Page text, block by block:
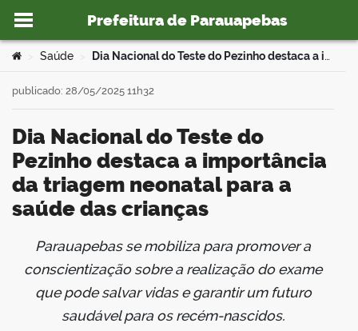
Ir para o conteúdo
Prefeitura de Parauapebas
portal
Você está aqui:
Saúde Dia Nacional do Teste do Pezinho destaca a importância da triagem neonatal para a saúde das crianças
Dia Nacional do Teste do
Pezinho destaca a importância
da triagem neonatal para a
saúde das crianças
publicado: 28/05/2025 11h32
Parauapebas se mobiliza para promover a
conscientização sobre a realização do exame
que pode salvar vidas e garantir um futuro
saudável para os recém-nascidos.